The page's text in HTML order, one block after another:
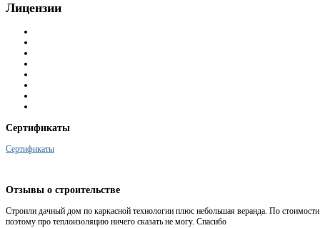
Лицензии
Сертификаты
Сертификаты
Отзывы о строительстве
Строили дачный дом по каркасной технологии плюс небольшая веранда. По
поэтому про теплоизоляцию ничего сказать не могу. Спасибо